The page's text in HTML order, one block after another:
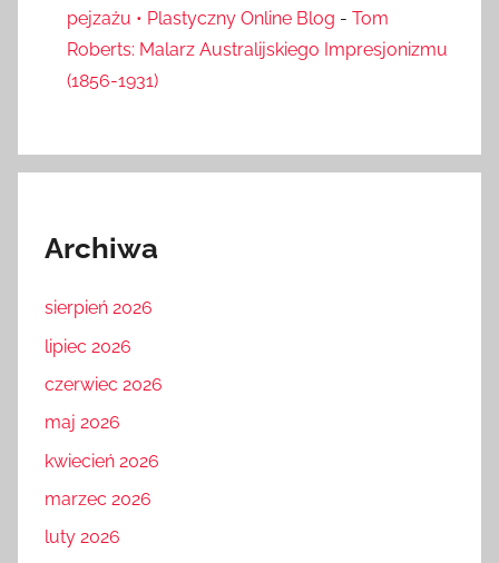
pejzażu • Plastyczny Online Blog - Tom
Roberts: Malarz Australijskiego Impresjonizmu
(1856-1931)
Archiwa
sierpień 2026
lipiec 2026
czerwiec 2026
maj 2026
kwiecień 2026
marzec 2026
luty 2026